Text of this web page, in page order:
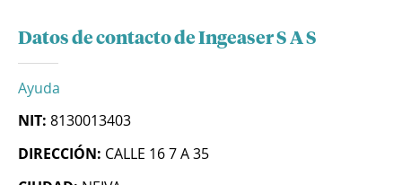
Datos de contacto de Ingeaser S A S
Ayuda
NIT: 8130013403
DIRECCIÓN: CALLE 16 7 A 35